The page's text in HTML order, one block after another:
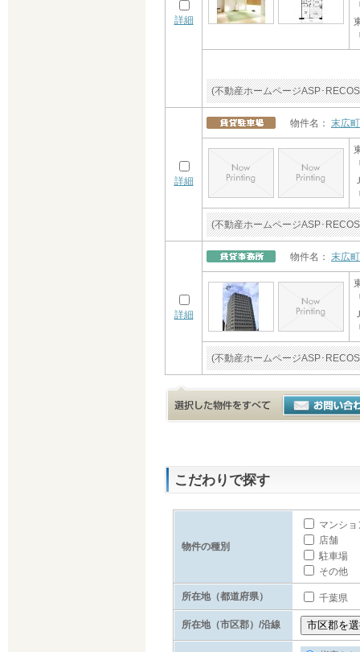
詳細
(不動産ホームページASP･
詳細
物件名： 末広
(不動産ホームページASP･
詳細
物件名： 末広
(不動産ホームページASP･
こだわりで探す
物件の種別
マンショ
店舗
駐車場
その他
所在地（都道府県） 千葉県
所在地（市区郡）/沿線